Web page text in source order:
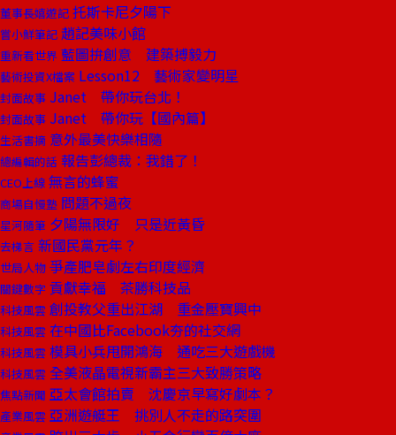
董事長嬉遊記 托斯卡尼夕陽下
嘗小鮮筆記 趙記美味小館
重新看世界 藍圖拚創意 建築搏毅力
藝術投資X檔案 Lesson12 藝術家變明星
封面故事 Janet 帶你玩台北！
封面故事 Janet 帶你玩【國內篇】
生活書摘 意外最美快樂相隨
總編輯的話 報告彭總裁：我錯了！
CEO上線 無言的蜂蜜
商場自慢塾 問題不過夜
星河隨筆 夕陽無限好 只是近黃昏
去梯言 新國民黨元年？
世局人物 爭產肥皂劇左右印度經濟
關鍵數字 貢獻幸福 茶勝科技品
科技風雲 創投教父重出江湖 重金壓寶興中
科技風雲 在中國比Facebook夯的社交網
科技風雲 模具小兵甩開鴻海 通吃三大遊戲機
科技風雲 全美液晶電視新霸主三大致勝策略
焦點新聞 亞太會館拍賣 沈慶京早寫好劇本？
產業風雲 亞洲遊艇王 挑別人不走的路突圍